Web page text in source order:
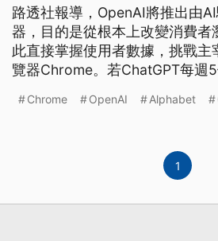
路透社報導，OpenAI將推出由
器，目的是從根本上改變消費者
此直接掌握使用者數據，挑戰主
覽器Chrome。若ChatGPT每週
Alphabet的廣告收入構成壓力。
Chrome OpenAI Alphabet
1